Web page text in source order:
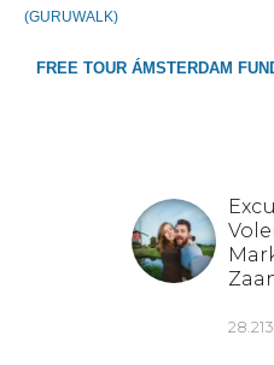
(GURUWALK)
FREE TOUR ÁMSTERDAM